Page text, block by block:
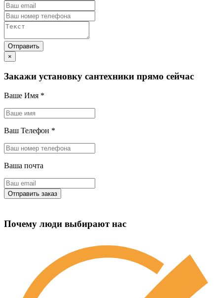
×
Закажи установку сантехники прямо сейчас
Ваше Имя *
Ваш Телефон *
Ваша почта
Почему люди выбирают нас